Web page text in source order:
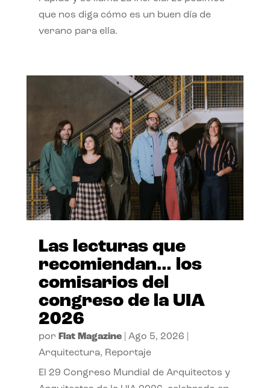
que nos diga cómo es un buen día de
verano para ella.
Las lecturas que
recomiendan… los
comisarios del
congreso de la UIA
2026
por Flat Magazine| Ago 5, 2026
Arquitectura, Reportaje
El 29 Congreso Mundial de Arquitectos y